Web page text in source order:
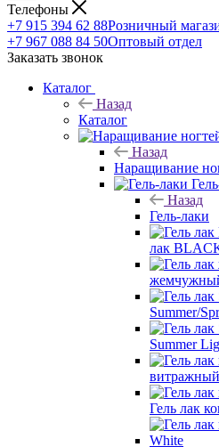
Телефоны
+7 915 394 62 88Розничный
+7 967 088 84 50Оптовый отдел
Заказать звонок
Каталог
Назад
Каталог
Назад
Наращивание
Назад
Гель-лаки
лак
Summer/
Summer
витражный
Гель лак